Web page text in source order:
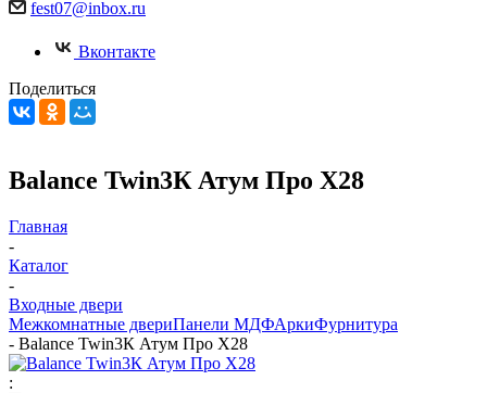
fest07@inbox.ru
Вконтакте
Поделиться
Balance Twin3К Атум Про Х28
Главная
-
Каталог
-
Входные двери
Межкомнатные двериПанели МДФАркиФурнитура
- Balance Twin3К Атум Про Х28
: